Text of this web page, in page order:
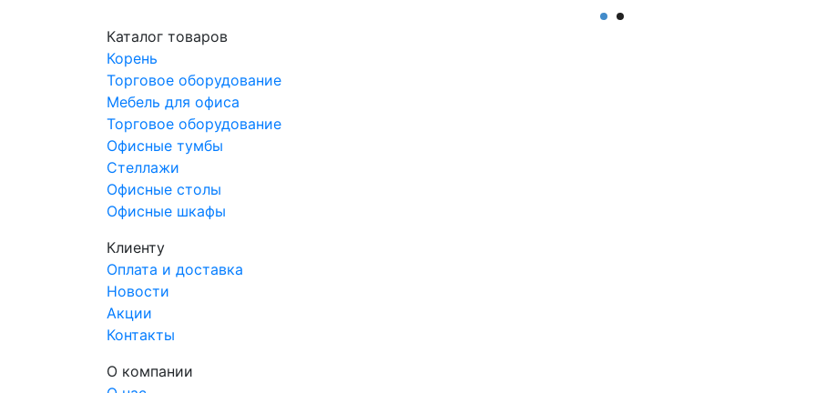
АртМодуль Групп
Назначение
Аптека
Артикул
Касова зона М-1
Общий размер
Каталог товаров
Корень
Торговое оборудование
Мебель для офиса
Торговое оборудование
Офисные тумбы
Стеллажи
Офисные столы
Офисные шкафы
Клиенту
Оплата и доставка
Новости
Акции
Контакты
О компании